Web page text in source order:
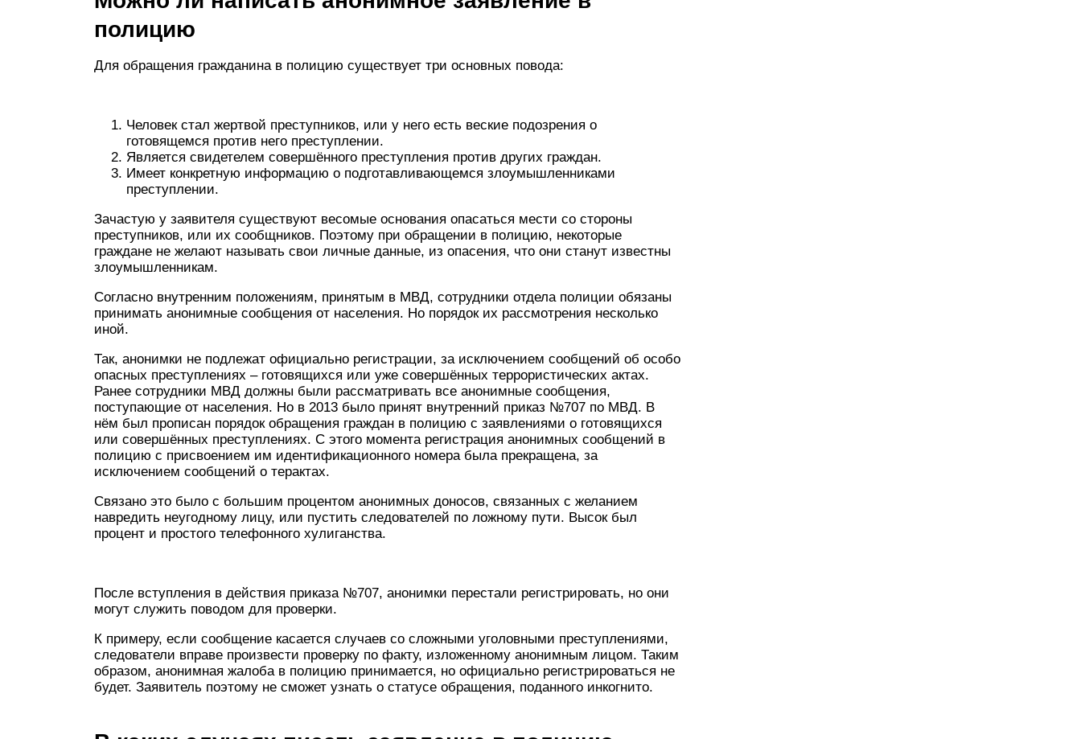
полицию
Для обращения гражданина в полицию существует три основных повода:
Человек стал жертвой преступников, или у него есть веские подозрения о
готовящемся против него преступлении.
Является свидетелем совершённого преступления против других граждан.
Имеет конкретную информацию о подготавливающемся злоумышленниками
преступлении.
Зачастую у заявителя существуют весомые основания опасаться мести со стороны
преступников, или их сообщников. Поэтому при обращении в полицию, некоторые
граждане не желают называть свои личные данные, из опасения, что они станут известны
злоумышленникам.
Согласно внутренним положениям, принятым в МВД, сотрудники отдела полиции обязаны
принимать анонимные сообщения от населения. Но порядок их рассмотрения несколько
иной.
Так, анонимки не подлежат официально регистрации, за исключением сообщений об особо
опасных преступлениях – готовящихся или уже совершённых террористических актах.
Ранее сотрудники МВД должны были рассматривать все анонимные сообщения,
поступающие от населения. Но в 2013 было принят внутренний приказ №707 по МВД. В
нём был прописан порядок обращения граждан в полицию с заявлениями о готовящихся
или совершённых преступлениях. С этого момента регистрация анонимных сообщений в
полицию с присвоением им идентификационного номера была прекращена, за
исключением сообщений о терактах.
Связано это было с большим процентом анонимных доносов, связанных с желанием
навредить неугодному лицу, или пустить следователей по ложному пути. Высок был
процент и простого телефонного хулиганства.
После вступления в действия приказа №707, анонимки перестали регистрировать, но они
могут служить поводом для проверки.
К примеру, если сообщение касается случаев со сложными уголовными преступлениями,
следователи вправе произвести проверку по факту, изложенному анонимным лицом. Таким
образом, анонимная жалоба в полицию принимается, но официально регистрироваться не
будет. Заявитель поэтому не сможет узнать о статусе обращения, поданного инкогнито.